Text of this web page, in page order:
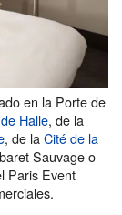
en la Porte de
Halle, de la
, de laCité de la
Sauvage o
Paris Event